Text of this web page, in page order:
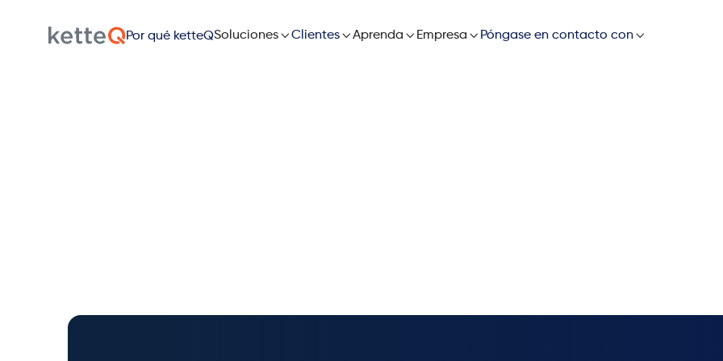
Por qué ketteQSolucionesClientesAprenda  Empresa  Póngase en contacto con